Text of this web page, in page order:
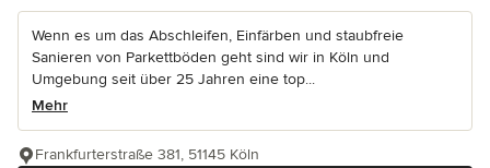
Wenn es um das Abschleifen, Einfärben und staubfreie
Sanieren von Parkettböden geht sind wir in Köln und
Umgebung seit über 25 Jahren eine top...
Mehr
Frankfurterstraße 381, 51145 Köln